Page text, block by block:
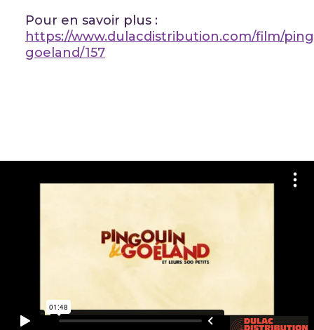
Pour en savoir plus :
https://www.dulacdistribution.com/film/
goeland/157